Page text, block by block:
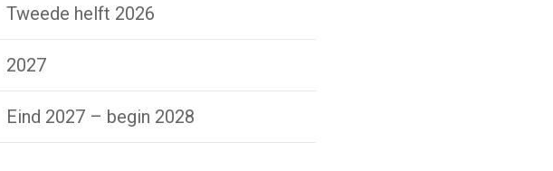
Tweede helft 2026
2027
Eind 2027 – begin 2028